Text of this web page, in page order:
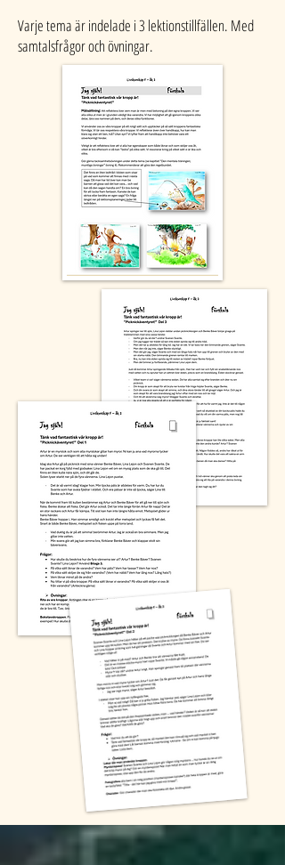
Varje tema är indelade i 3 lektionstillfällen. Med
samtalsfrågor och övningar.